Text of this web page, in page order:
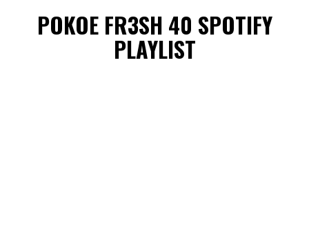
POKOE FR3SH 40 SPOTIFY
PLAYLIST